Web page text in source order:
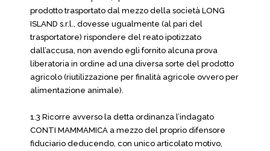
prodotto trasportato dal mezzo della società LONG
ISLAND s.r.l., dovesse ugualmente (al pari del
trasportatore) rispondere del reato ipotizzato
dall’accusa, non avendo egli fornito alcuna prova
liberatoria in ordine ad una diversa sorte del prodotto
agricolo (riutilizzazione per finalità agricole ovvero per
alimentazione animale).
1.3 Ricorre avverso la detta ordinanza l’indagato
CONTI MAMMAMICA a mezzo del proprio difensore
fiduciario deducendo, con unico articolato motivo,